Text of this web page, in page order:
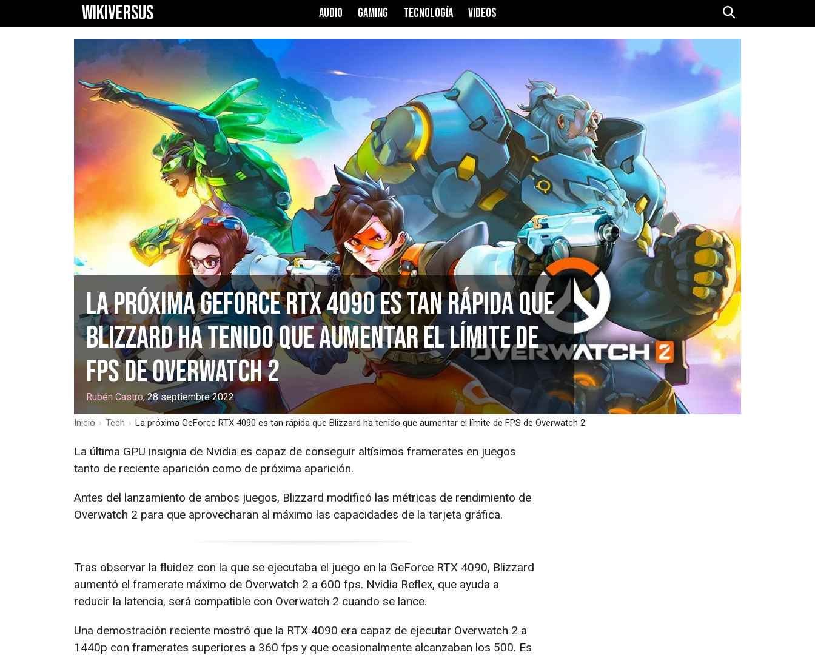
WIKIVERSUS AUDIO GAMING TECNOLOGÍA VIDEOS
La próxima GeForce RTX 4090 es tan rápida que
Blizzard ha tenido que aumentar el límite de
FPS de Overwatch 2
Rubén Castro, 28 septiembre 2022
Inicio › Tech › La próxima GeForce RTX 4090 es tan rápida que Blizzard ha tenido que aumentar el límite de FPS de Overwatch 2
La última GPU insignia de Nvidia es capaz de conseguir altísimos framerates en juegos
tanto de reciente aparición como de próxima aparición.
Antes del lanzamiento de ambos juegos, Blizzard modificó las métricas de rendimiento de
Overwatch 2 para que aprovecharan al máximo las capacidades de la tarjeta gráfica.
Tras observar la fluidez con la que se ejecutaba el juego en la GeForce RTX 4090, Blizzard
aumentó el framerate máximo de Overwatch 2 a 600 fps. Nvidia Reflex, que ayuda a
reducir la latencia, será compatible con Overwatch 2 cuando se lance.
Una demostración reciente mostró que la RTX 4090 era capaz de ejecutar Overwatch 2 a
1440p con framerates superiores a 360 fps y que ocasionalmente alcanzaban los 500. Es